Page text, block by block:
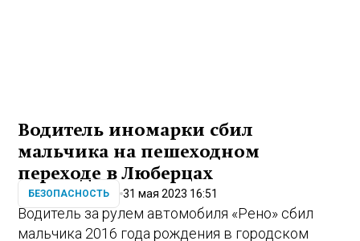
Водитель иномарки сбил
мальчика на пешеходном
переходе в Люберцах
БЕЗОПАСНОСТЬ 31 мая 2023 16:51
Водитель за рулем автомобиля «Рено» сбил
мальчика 2016 года рождения в городском